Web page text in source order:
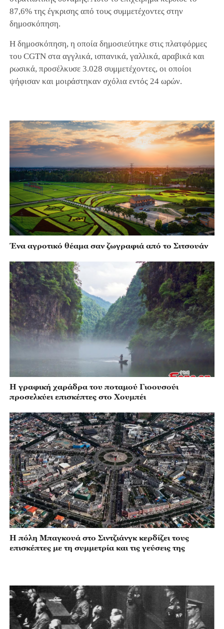
87,6% της έγκρισης από τους συμμετέχοντες στην
δημοσκόπηση.
Η δημοσκόπηση, η οποία δημοσιεύτηκε στις πλατφόρμες
του CGTN στα αγγλικά, ισπανικά, γαλλικά, αραβικά και
ρωσικά, προσέλκυσε 3.028 συμμετέχοντες, οι οποίοι
ψήφισαν και μοιράστηκαν σχόλια εντός 24 ωρών.
Ένα αγροτικό θέαμα σαν ζωγραφιά από το Σιτσουάν
Η γραφική χαράδρα του ποταμού Γιοουσούι
προσελκύει επισκέπτες στο Χουμπέι
Η πόλη Μπαγκουά στο Σιντζιάνγκ κερδίζει τους
επισκέπτες με τη συμμετρία και τις γεύσεις της